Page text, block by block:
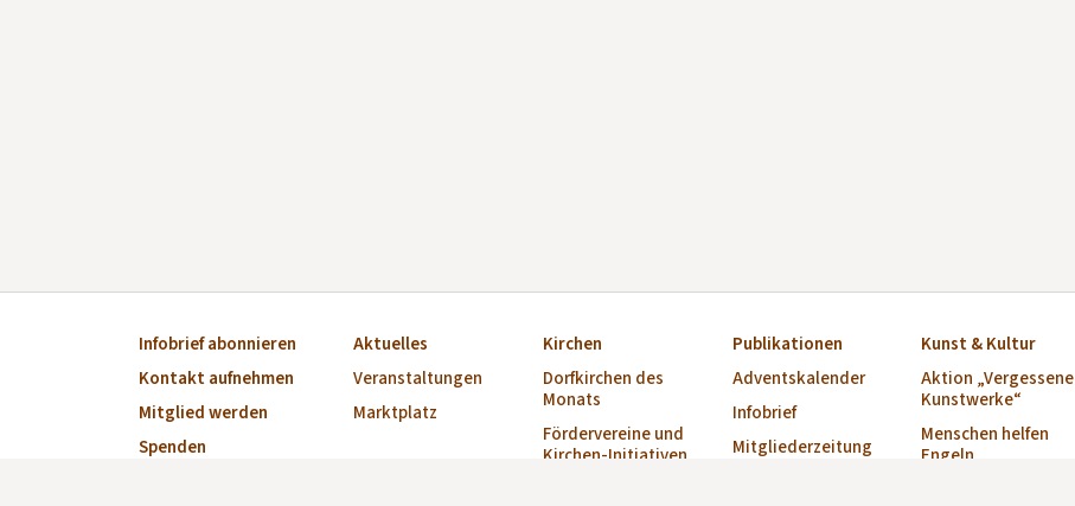
Infobrief abonnieren
Kontakt aufnehmen
Mitglied werden
Spenden
Aktuelles
Veranstaltungen
Marktplatz
Kirchen
Dorfkirchen des
Monats
Fördervereine und
Kirchen-Initiativen
Publikationen
Adventskalender
Infobrief
Mitgliederzeitung
Kunst & Kultur
Aktion „Vergessene
Kunstwerke“
Menschen helfen
Engeln